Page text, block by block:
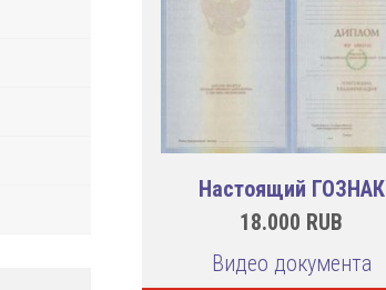
Настоящий ГОЗНАК
18.000 RUB
Видео документа